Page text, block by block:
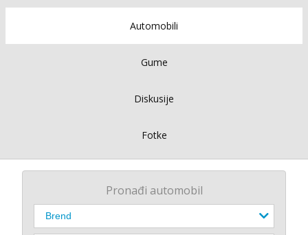
Automobili
Gume
Diskusije
Fotke
Pronađi automobil